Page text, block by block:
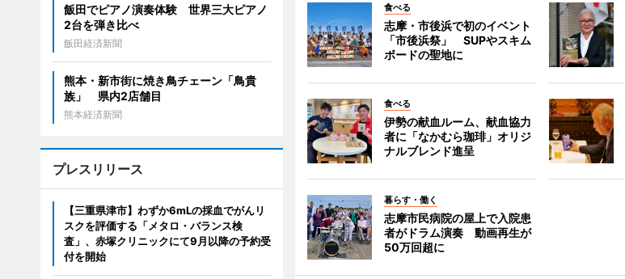
食べる
志摩・市後浜で初のイベント
「市後浜祭」 SUPやスキム
ボードの聖地に
食べる
伊勢の献血ルーム、献血協力
者に「なかむら珈琲」オリジ
ナルブレンド進呈
暮らす・働く
志摩市民病院の屋上で入院患
者がドラム演奏 動画再生が
50万回超に
飯田でピアノ演奏体験 世界三大ピアノ
2台を弾き比べ
飯田経済新聞
熊本・新市街に焼き鳥チェーン「鳥貴
族」 県内2店舗目
熊本経済新聞
プレスリリース
【三重県津市】わずか6mLの採血でがんリ
スクを評価する「メタロ・バランス検
査」、赤塚クリニックにて9月以降の予約受
付を開始